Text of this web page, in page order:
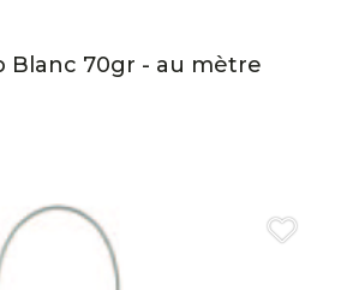
Blanc 70gr - au mètre